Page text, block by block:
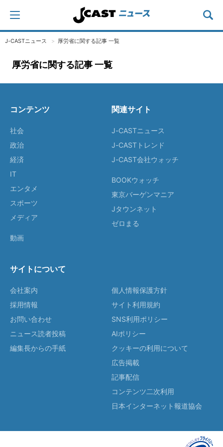
J-CASTニュース 厚労省に関する記事 一覧
厚労省に関する記事 一覧
コンテンツ
社会
政治
経済
IT
エンタメ
スポーツ
メディア
動画
関連サイト
J-CASTニュース
J-CASTトレンド
J-CAST会社ウォッチ
BOOKウォッチ
東京バーゲンマニア
Jタウンネット
ゼロまる
サイトについて
会社案内
採用情報
お問い合わせ
ニュース読者投稿
編集長からの手紙
個人情報保護方針
サイト利用規約
SNS利用ポリシー
AIポリシー
クッキーの利用について
広告掲載
記事配信
コンテンツ二次利用
日本インターネット報道協会